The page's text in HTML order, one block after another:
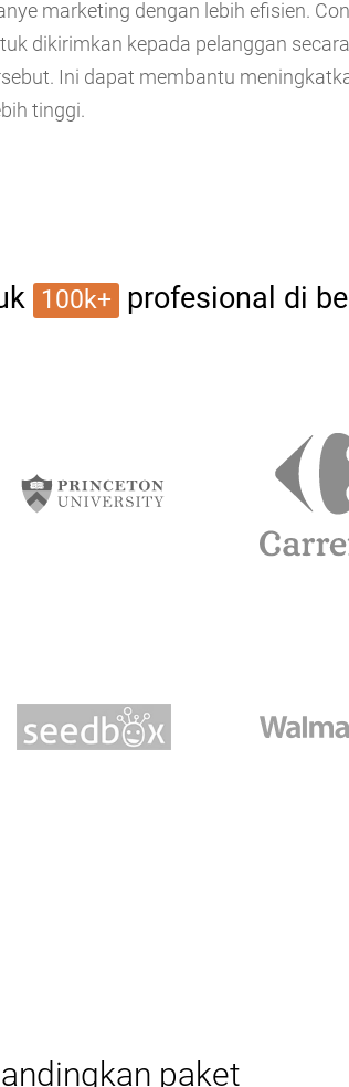
marketing dengan lebih efisien.
dikirimkan kepada pelanggan
Ini dapat membantu
tinggi.
100k+ profesional di
paket